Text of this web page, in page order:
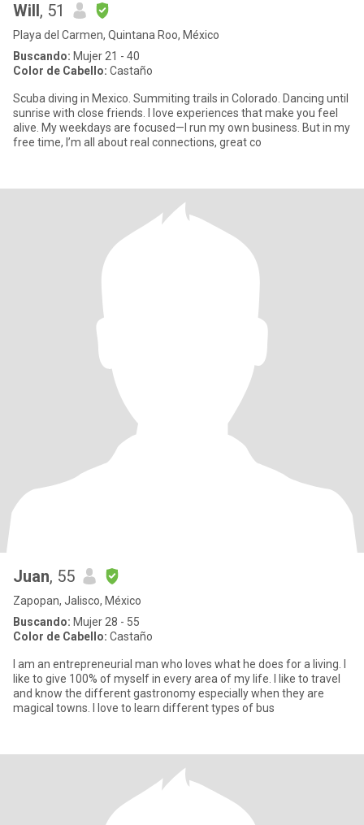
Will, 51
Playa del Carmen, Quintana Roo, México
Buscando: Mujer 21 - 40
Color de Cabello: Castaño
Scuba diving in Mexico. Summiting trails in Colorado. Dancing until
sunrise with close friends. I love experiences that make you feel
alive. My weekdays are focused—I run my own business. But in my
free time, I’m all about real connections, great co
Juan, 55
Zapopan, Jalisco, México
Buscando: Mujer 28 - 55
Color de Cabello: Castaño
I am an entrepreneurial man who loves what he does for a living. I
like to give 100% of myself in every area of my life. I like to travel
and know the different gastronomy especially when they are
magical towns. I love to learn different types of bus